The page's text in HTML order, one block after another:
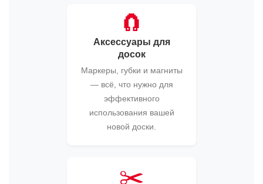
🧲
Аксессуары для
досок
Маркеры, губки и магниты
— всё, что нужно для
эффективного
использования вашей
новой доски.
✂️